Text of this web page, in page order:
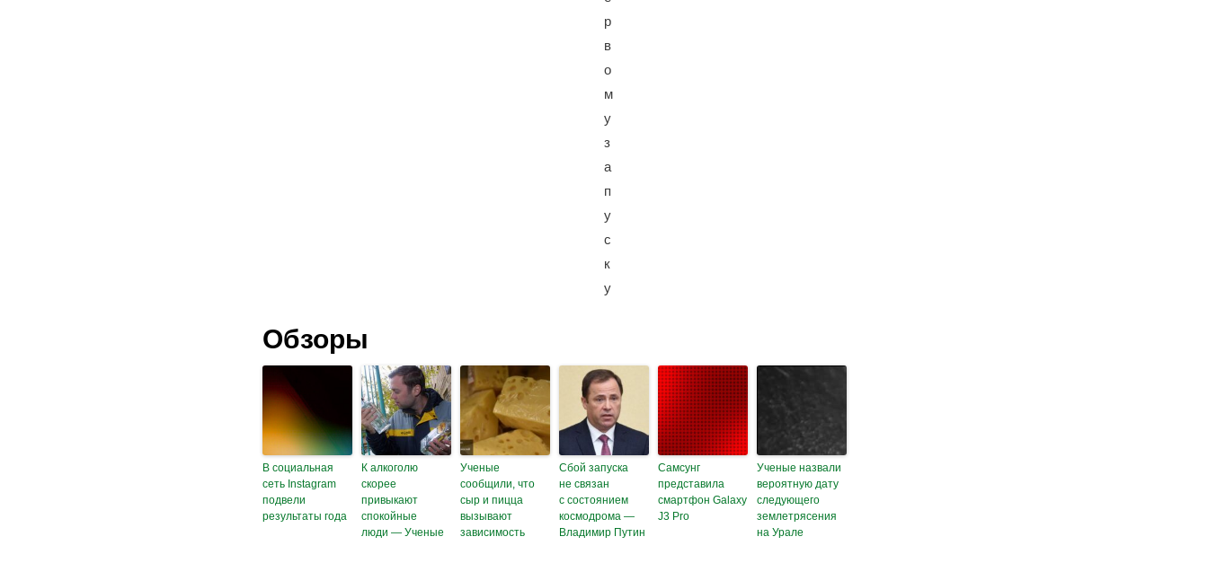
Обзоры
В социальная
сеть Instagram
подвели
результаты года
К алкоголю
скорее
привыкают
спокойные
люди — Ученые
Ученые
сообщили, что
сыр и пицца
вызывают
зависимость
Сбой запуска
не связан
с состоянием
космодрома —
Владимир Путин
Самсунг
представила
смартфон Galaxy
J3 Pro
Ученые назвали
вероятную дату
следующего
землетрясения
на Урале